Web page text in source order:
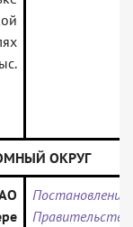
ОКРУГ
Постановление
Правительства